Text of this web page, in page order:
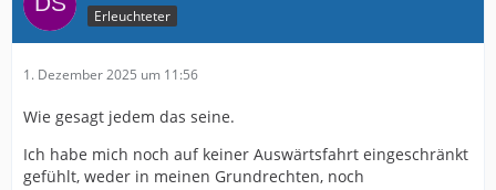
Erleuchteter
1. Dezember 2025 um 11:56
Wie gesagt jedem das seine.
Ich habe mich noch auf keiner Auswärtsfahrt eingeschränkt
gefühlt, weder in meinen Grundrechten, noch